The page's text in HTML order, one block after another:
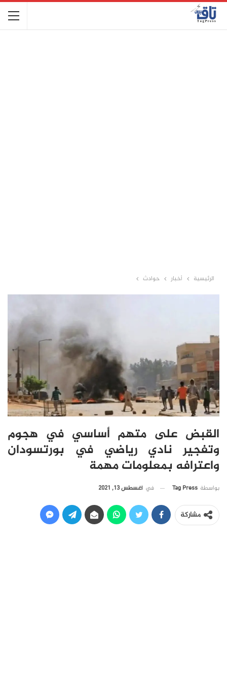
الرئيسية أخبار حوادث
القبض على متهم أساسي في هجوم
وتفجير نادي رياضي في بورتسودان
واعترافه بمعلومات مهمة
بواسطة Tag Press في أغسطس 13, 2021
مشاركة